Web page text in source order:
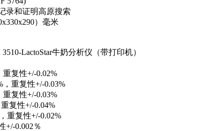
录和证明高原搜索
）毫米
LactoStar牛奶分析仪（带打印机）
复性+/-0.02%
重复性+/-0.03%
复性+/-0.03%
复性+/-0.04%
重复性+/-0.02%
+/-0.002％